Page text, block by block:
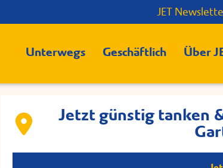
JET
Unterwegs Geschäftlich Über
Jetzt günstig tanken